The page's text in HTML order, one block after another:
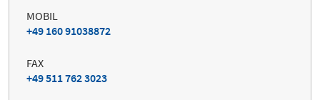
MOBIL
+49 160 91038872
FAX
+49 511 762 3023